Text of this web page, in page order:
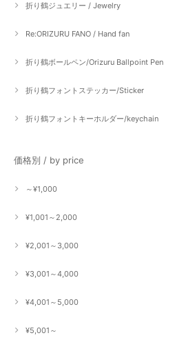
折り鶴ジュエリー / Jewelry
Re:ORIZURU FANO / Hand fan
折り鶴ボールペン/Orizuru Ballpoint Pen
折り鶴フォントステッカー/Sticker
折り鶴フォントキーホルダー/keychain
価格別 / by price
～¥1,000
¥1,001～2,000
¥2,001～3,000
¥3,001～4,000
¥4,001～5,000
¥5,001～